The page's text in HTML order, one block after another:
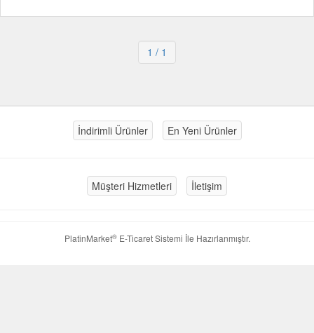
1 / 1
İndirimli Ürünler En Yeni Ürünler
Müşteri Hizmetleri İletişim
PlatinMarket®E-Ticaret Sistemi İle Hazırlanmıştır.